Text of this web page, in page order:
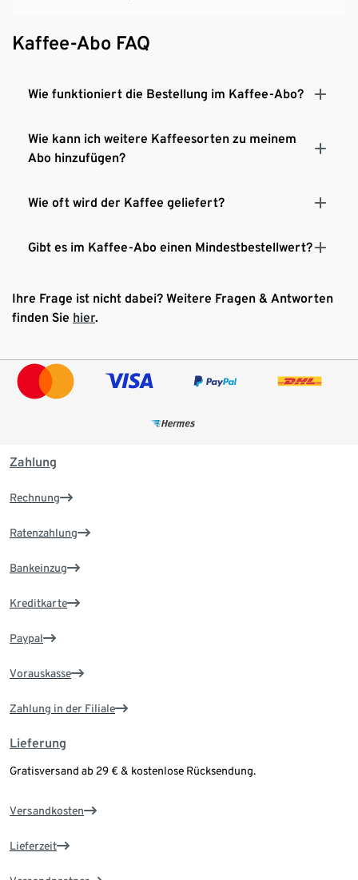
Kaffee-Abo FAQ
Wie funktioniert die Bestellung im Kaffee-Abo?
Wie kann ich weitere Kaffeesorten zu meinem
Abo hinzufügen?
Wie oft wird der Kaffee geliefert?
Gibt es im Kaffee-Abo einen Mindestbestellwert?
Ihre Frage ist nicht dabei? Weitere Fragen & Antworten
finden Sie hier.
Zahlung
Rechnung
Ratenzahlung
Bankeinzug
Kreditkarte
Paypal
Vorauskasse
Zahlung in der Filiale
Lieferung
Gratisversand ab 29 € & kostenlose Rücksendung.
Versandkosten
Lieferzeit